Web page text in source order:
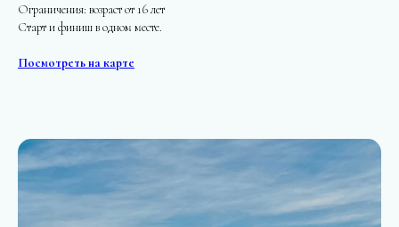
Ограничения: возраст от 16 лет
Старт и финиш в одном месте.
Посмотреть на карте